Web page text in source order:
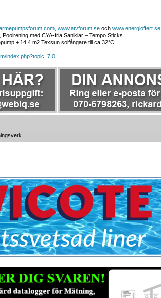
, www.atvforum.seoch www.energioffert.se
med CYA-fria Saniklar – Tempo Sticks.
+ 14.4 m2 Texsun solfångare till ca 32°C.
index.php?topic=7.0